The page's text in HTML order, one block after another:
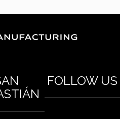
FOLLOW US